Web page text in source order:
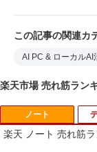
この記事の関連カ
AI PC & ローカルAI
楽天市場 売れ筋ラン
ノート
楽天 ノート 売れ筋